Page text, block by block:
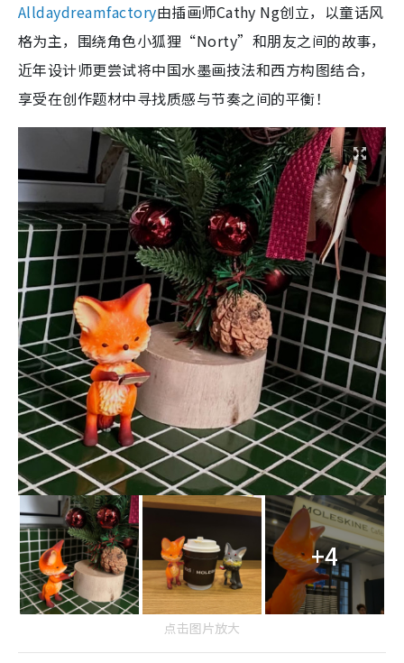
Alldaydreamfactory由插画师Cathy Ng创立，以童话风
格为主，围绕角色小狐狸“Norty”和朋友之间的故事，
近年设计师更尝试将中国水墨画技法和西方构图结合，
享受在创作题材中寻找质感与节奏之间的平衡！
+4
点击图片放大